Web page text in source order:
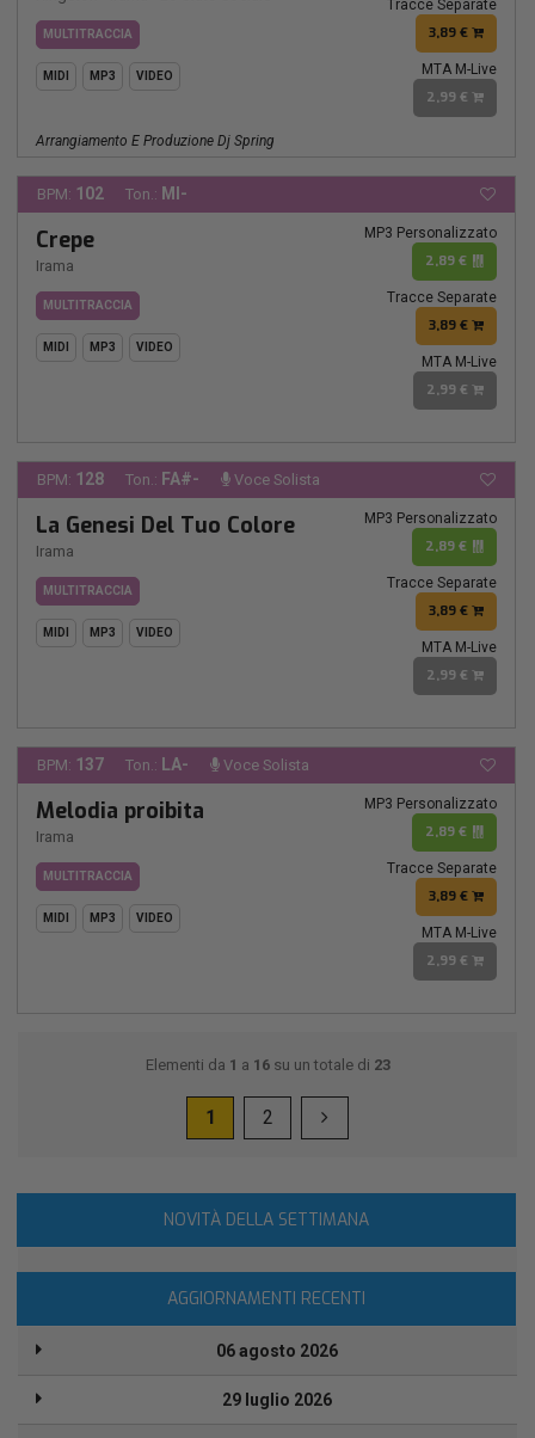
MULTITRACCIA
MIDI MP3 VIDEO
Tracce Separate
3,89 €
MTA M-Live
2,99 €
Arrangiamento E Produzione Dj Spring
BPM: 102 Ton.: MI-
Crepe
Irama
MULTITRACCIA
MIDI MP3 VIDEO
MP3 Personalizzato
2,89 €
Tracce Separate
3,89 €
MTA M-Live
2,99 €
BPM: 128 Ton.: FA#- Voce Solista
La Genesi Del Tuo Colore
Irama
MULTITRACCIA
MIDI MP3 VIDEO
MP3 Personalizzato
2,89 €
Tracce Separate
3,89 €
MTA M-Live
2,99 €
BPM: 137 Ton.: LA- Voce Solista
Melodia proibita
Irama
MULTITRACCIA
MIDI MP3 VIDEO
MP3 Personalizzato
2,89 €
Tracce Separate
3,89 €
MTA M-Live
2,99 €
Elementi da 1 a 16su un totale di 23
1 2
NOVITÀ DELLA SETTIMANA
AGGIORNAMENTI RECENTI
06 agosto 2026
29 luglio 2026